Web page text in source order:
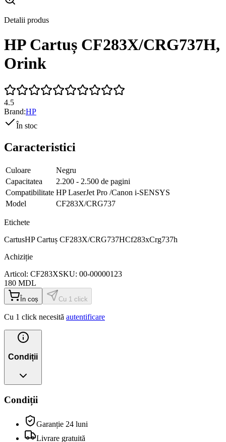
Detalii produs
HP Cartuș CF283X/CRG737H,
Orink
4.5
Brand:HP
În stoc
Caracteristici
Culoare
Negru
Capacitatea
2.200 - 2.500 de pagini
Compatibilitate HP LaserJet Pro /Canon i-SENSYS
Model
CF283X/CRG737
Etichete
CartusHP Cartuș CF283X/CRG737HCf283xCrg737h
Achiziție
Articol: CF283XSKU: 00-00000123
180 MDL
În coș Cu 1 click
Cu 1 click necesită autentificare
Condiții
Condiții
Garanție 24 luni
Livrare gratuită